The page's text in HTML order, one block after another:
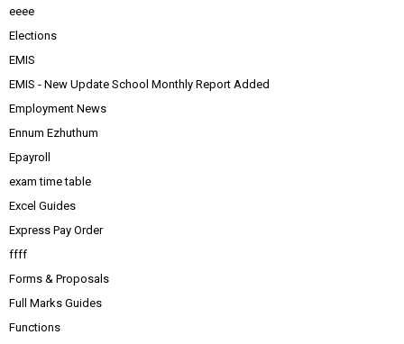
eeee
Elections
EMIS
EMIS - New Update School Monthly Report Added
Employment News
Ennum Ezhuthum
Epayroll
exam time table
Excel Guides
Express Pay Order
ffff
Forms & Proposals
Full Marks Guides
Functions